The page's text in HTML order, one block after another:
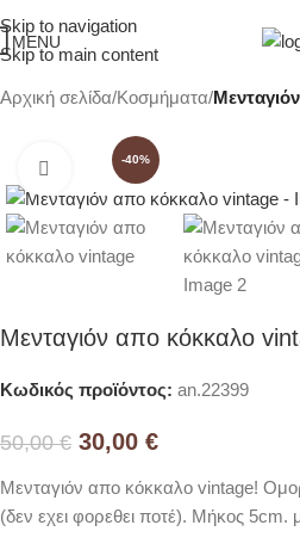
Skip to navigation
Skip to main content
MENU
Αρχική σελίδα Κοσμήματα Μενταγιόν
-40%
Click to enlarge
Μενταγιόν απο κόκκαλο
Κωδικός προϊόντος: an.22399
50,00€ 30,00 €
Μενταγιόν απο κόκκαλο vintage!
(δεν εχει φορεθει ποτέ). Μήκος 5cm.